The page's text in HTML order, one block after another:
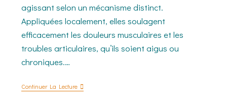
agissant selon un mécanisme distinct.
Appliquées localement, elles soulagent
efficacement les douleurs musculaires et les
troubles articulaires, qu’ils soient aigus ou
chroniques.…
Continuer La Lecture